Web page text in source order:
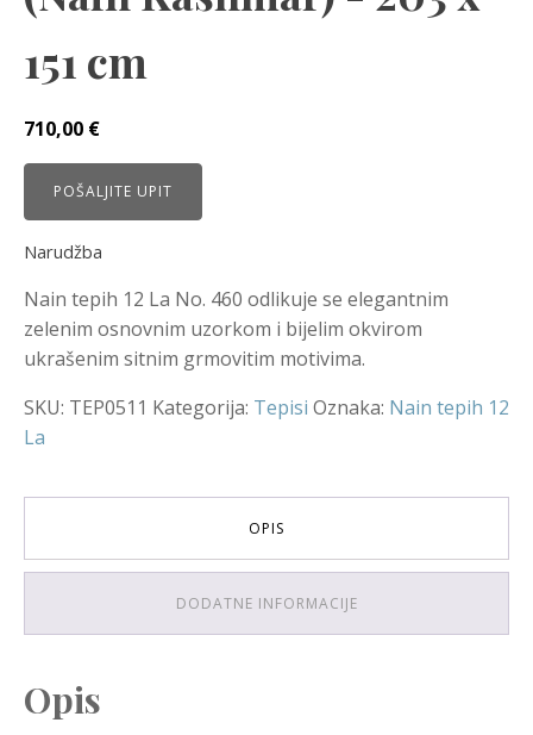
151 cm
710,00 €
POŠALJITE UPIT
Narudžba
Nain tepih 12 La No. 460 odlikuje se elegantnim
zelenim osnovnim uzorkom i bijelim okvirom
ukrašenim sitnim grmovitim motivima.
SKU: TEP0511 Kategorija: Tepisi Oznaka: Nain tepih 12
La
OPIS
DODATNE INFORMACIJE
Opis